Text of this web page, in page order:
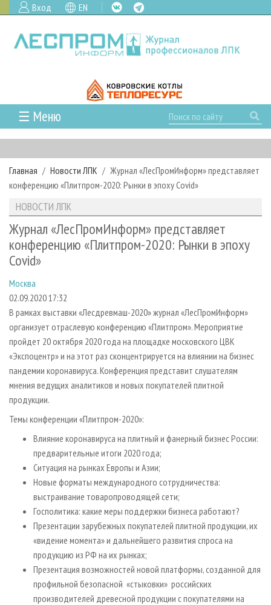
Вход EN
☰ Меню
ГЛАВНАЯ
РУБРИКИ И ТЕМЫ
РУБРИКИ ЖУРНАЛА
ЛЕСОЗАГОТОВКА
ЛЕСОПИЛЕНИЕ
ДЕРЕВООБРАБОТКА
СУШКА ДРЕВЕСИНЫ
ПРОИЗВОДСТВО ДРЕВЕСНЫХ ПЛИТ
ДЕРЕВЯННОЕ ДОМОСТРОЕНИЕ
ПРОИЗВОДСТВО МЕБЕЛИ
БИОЭНЕРГЕТИКА
ЦБП
ИНСТРУМЕНТ И МАТЕРИАЛЫ
НОВОСТИ
НОВОСТИ ЛПК
НОВОСТИ ЖУРНАЛА
НОВОСТИ КОМПАНИЙ
ПРОЕКТЫ ЛПИ
АНАЛИТИКА
ПРЕДПРИЯТИЯ ЛПК
ЛЕСНЫЕ РЕГИОНЫ РОССИИ
ПЕРСОНЫ
МОБИЛЬНЫЕ ВЫСТАВКИ
ОФИЦИАЛЬНЫЕ ДЕЛЕГАЦИИ
ПРИОРИТЕТНЫЕ ИНВЕСТПРОЕКТЫ
RUSSIAN FORESTRY REVIEW
ГАЗЕТА ЛЕСПРОМФОРУМ
БИБЛИОТЕКА СПЕЦИАЛИСТА
АРХИВ
АРХИВ ЖУРНАЛОВ
СТАТЬИ
О ЖУРНАЛЕ
ПОДПИСКА
КОНТАКТЫ
РЕКЛАМОДАТЕЛЯМ
РЕКЛАМА
РЕКЛАМА НА САЙТЕ
Главная Новости ЛПК
Журнал «ЛесПромИнформ» представляет
конференцию «Плитпром-2020: Рынки в эпоху Covid»
НОВОСТИ ЛПК
Журнал «ЛесПромИнформ» представляет
конференцию «Плитпром-2020: Рынки в эпоху
Covid»
Москва
02.09.2020 17:32
В рамках выставки «Лесдревмаш-2020» журнал «ЛесПромИнформ»
организует отраслевую конференцию «Плитпром». Мероприятие
пройдет 20 октября 2020 года на площадке московского ЦВК
«Экспоцентр» и на этот раз сконцентрируется на влиянии на бизнес
пандемии коронавируса. Конференция представит слушателям
мнения ведущих аналитиков и новых покупателей плитной
продукции.
Темы конференции «Плитпром-2020»:
Влияние коронавируса на плитный и фанерный бизнес России:
предварительные итоги 2020 года;
Ситуация на рынках Европы и Азии;
Новые форматы международного сотрудничества:
выстраивание товаропроводящей сети;
Госполитика: какие меры поддержки бизнеса работают?
Презентации зарубежных покупателей плитной продукции, их
«видение момента» и дальнейшего развития спроса на
продукцию из РФ на их рынках;
Презентация возможностей новой платформы, созданной для
профильной безопасной «стыковки» российских
производителей древесной продукции с покупателями на